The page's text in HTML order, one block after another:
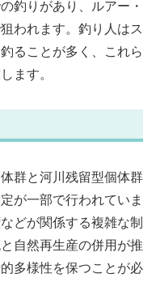
釣りがあり、ルアー・
われます。釣り人はス
ることが多く、これら
ます。
群と河川残留型個体群
が一部で行われていま
どが関係する複雑な制
自然再生産の併用が推
多様性を保つことが必